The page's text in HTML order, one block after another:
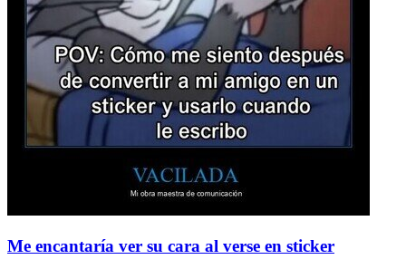
Me encantaría ver su cara al verse en sticker